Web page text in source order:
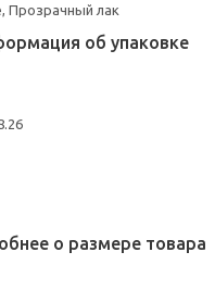
Прозрачный лак
об упаковке
о размере товара